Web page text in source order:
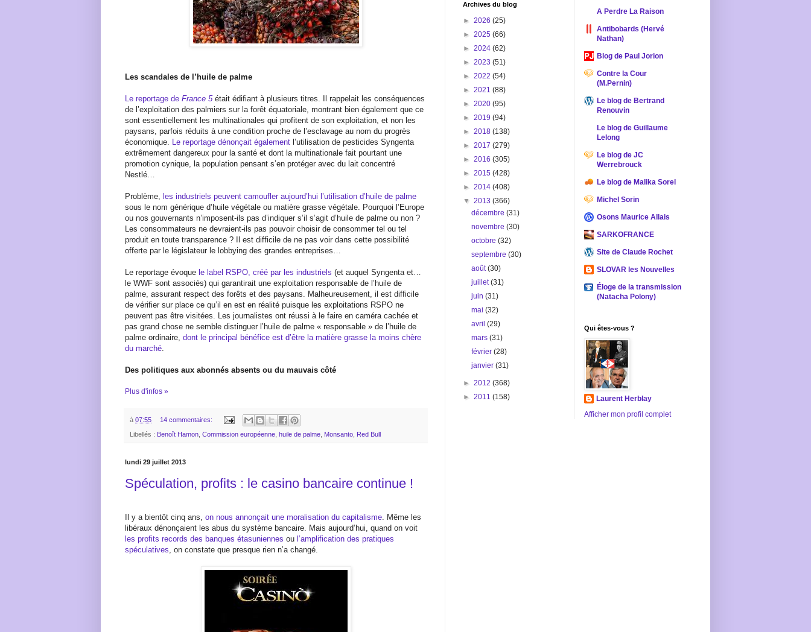
Les scandales de l’huile de palme
Le reportage de France 5était édifiant à plusieurs titres. Il rappelait les conséquences
de l’exploitation des palmiers sur la forêt équatoriale, montrant bien également que ce
sont essentiellement les multinationales qui profitent de son exploitation, et non les
paysans, parfois réduits à une condition proche de l’esclavage au nom du progrès
économique.
Le reportage dénonçait également l’utilisation de pesticides Syngenta
extrêmement dangereux pour la santé et dont la multinationale fait pourtant une
promotion cynique, la population pensant s’en protéger avec du lait concentré
Nestlé…
Problème,
les industriels peuvent camoufler aujourd’hui l’utilisation d’huile de palme
sous le nom générique d’huile végétale ou matière grasse végétale. Pourquoi l’Europe
ou nos gouvernants n’imposent-ils pas d’indiquer s’il s’agit d’huile de palme ou non ?
Les consommateurs ne devraient-ils pas pouvoir choisir de consommer tel ou tel
produit en toute transparence ? Il est difficile de ne pas voir dans cette possibilité
offerte par le législateur le lobbying des grandes entreprises…
Le reportage évoque le label RSPO, créé par les industriels (et auquel Syngenta et…
le WWF sont associés) qui garantirait une exploitation responsable de l’huile de
palme, assurant respect des forêts et des paysans. Malheureusement, il est difficile
de vérifier sur place ce qu’il en est en réalité puisque les exploitations RSPO ne
peuvent pas être visitées. Les journalistes ont réussi à le faire en caméra cachée et
pas grand chose ne semble distinguer l’huile de palme « responsable » de l’huile de
palme ordinaire, dont le principal bénéfice est d’être la matière grasse la moins chère
du marché
Des politiques aux abonnés absents ou du mauvais côté
Plus d'infos »
à 07:55 14 commentaires:
Libellés : Benoît Hamon Commission européenne huile de palme Monsanto Red Bull
lundi 29 juillet 2013
Spéculation, profits : le casino bancaire continue !
Il y a bientôt cinq ans, on nous annonçait une moralisation du capitalisme . Même les
libéraux dénonçaient les abus du système bancaire. Mais aujourd’hui, quand on voit
les profits records des banques étasuniennes ou l’amplification des pratiques
spéculatives , on constate que presque rien n’a changé.
Archives du blog
► 2026 (25)
► 2025 (66)
► 2024 (62)
► 2023 (51)
► 2022 (54)
► 2021 (88)
► 2020 (95)
► 2019 (94)
► 2018 (138)
► 2017 (279)
► 2016 (305)
► 2015 (428)
► 2014 (408)
▼ 2013 (366)
décembre(31)
novembre(30)
octobre(32)
septembre(30)
août(30)
juillet(31)
juin(31)
mai(32)
avril(29)
mars(31)
février(28)
janvier(31)
► 2012 (368)
► 2011 (158)
A Perdre La Raison
Antibobards (Hervé
Nathan)
Blog de Paul Jorion
Contre la Cour
(M.Pernin)
Le blog de Bertrand
Renouvin
Le blog de Guillaume
Lelong
Le blog de JC
Werrebrouck
Le blog de Malika Sorel
Michel Sorin
Osons Maurice Allais
SARKOFRANCE
Site de Claude Rochet
SLOVAR les Nouvelles
Éloge de la transmission
(Natacha Polony)
Qui êtes-vous ?
Laurent Herblay
Afficher mon profil complet